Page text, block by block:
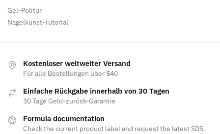
Gel-Politur
Nagelkunst-Tutorial
Kostenloser weltweiter Versand
Für alle Bestellungen über $40
Einfache Rückgabe innerhalb von 30 Tagen
30 Tage Geld-zurück-Garantie
Formula documentation
Check the current product label and request the latest SDS.